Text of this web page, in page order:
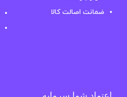
ضمانت اصالت کالا